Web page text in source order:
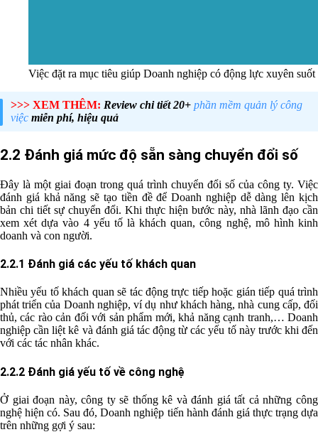
Việc đặt ra mục tiêu giúp Doanh nghiệp có động lực xuyên
>>> XEM THÊM: Review chi tiết 20+ phần mềm quản lý công
việc miễn phí, hiệu quả
2.2 Đánh giá mức độ sẵn sàng chuyển đổi số
Đây là một giai đoạn trong quá trình chuyển đổi số của công ty. Việc
đánh giá khả năng sẽ tạo tiền đề để Doanh nghiệp dễ dàng lên kịch
bản chi tiết sự chuyển đổi. Khi thực hiện bước này, nhà lãnh đạo cần
xem xét dựa vào 4 yếu tố là khách quan, công nghệ, mô hình kinh
doanh và con người.
2.2.1 Đánh giá các yếu tố khách quan
Nhiều yếu tố khách quan sẽ tác động trực tiếp hoặc gián tiếp quá trình
phát triển của Doanh nghiệp, ví dụ như khách hàng, nhà cung cấp, đối
thủ, các rào cản đối với sản phẩm mới, khả năng cạnh tranh,… Doanh
nghiệp cần liệt kê và đánh giá tác động từ các yếu tố này trước khi đến
với các tác nhân khác.
2.2.2 Đánh giá yếu tố về công nghệ
Ở giai đoạn này, công ty sẽ thống kê và đánh giá tất cả những công
nghệ hiện có. Sau đó, Doanh nghiệp tiến hành đánh giá thực trạng dựa
trên những gợi ý sau: